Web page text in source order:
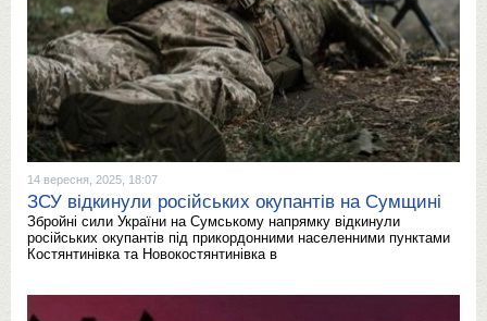
14 вересня, 2025, 18:07
ЗСУ відкинули російських окупантів на Сумщині
Збройні сили України на Сумському напрямку відкинули
російських окупантів під прикордонними населенними пунктами
Костянтинівка та Новокостянтинівка в